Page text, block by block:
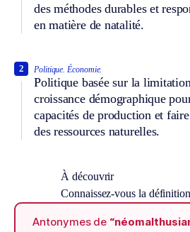
des méthodes durables et
en matière de natalité.
Politique. Économie.
Politique basée sur la
croissance démographique
capacités de production et
des ressources naturelles.
2
À découvrir
Connaissez-vous la
Antonymes de